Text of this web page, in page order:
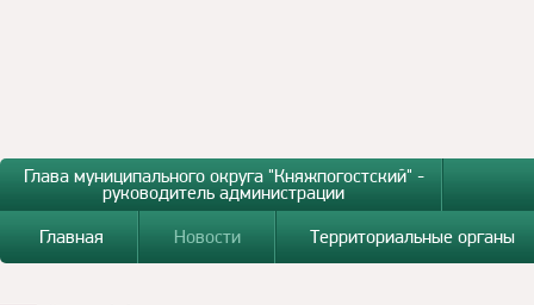
Глава муниципального округа "Княжпогостский" -
руководитель администрации
Главная
Новости Территориальные органы